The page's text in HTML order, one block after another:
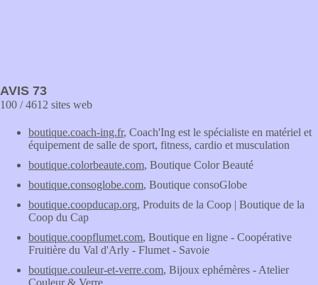
AVIS 73
100 / 4612 sites web
boutique.coach-ing.fr, Coach'Ing est le spécialiste en matériel et
équipement de salle de sport, fitness, cardio et musculation
boutique.colorbeaute.com, Boutique Color Beauté
boutique.consoglobe.com, Boutique consoGlobe
boutique.coopducap.org, Produits de la Coop | Boutique de la
Coop du Cap
boutique.coopflumet.com, Boutique en ligne - Coopérative
Fruitière du Val d'Arly - Flumet - Savoie
boutique.couleur-et-verre.com, Bijoux ephémères - Atelier
Couleur & Verre